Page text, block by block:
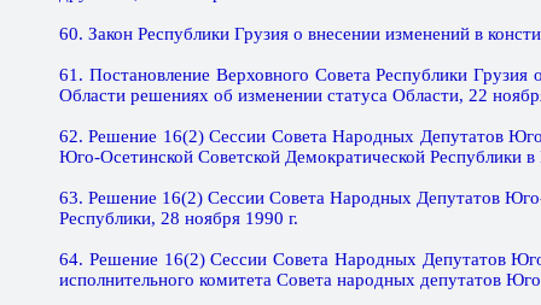
60. Закон Республики Грузия о внесении изменений в
61. Постановление Верховного Совета Республики
Области решениях об изменении статуса Области, 22
62. Решение 16(2) Сессии Совета Народных Депутатов
Юго-Осетинской Советской Демократической Республики
63. Решение 16(2) Сессии Совета Народных Депутатов
Республики, 28 ноября 1990 г.
64. Решение 16(2) Сессии Совета Народных Депутатов
исполнительного комитета Совета народных депутатов